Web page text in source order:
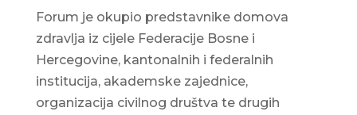
Forum je okupio predstavnike domova
zdravlja iz cijele Federacije Bosne i
Hercegovine, kantonalnih i federalnih
institucija, akademske zajednice,
organizacija civilnog društva te drugih